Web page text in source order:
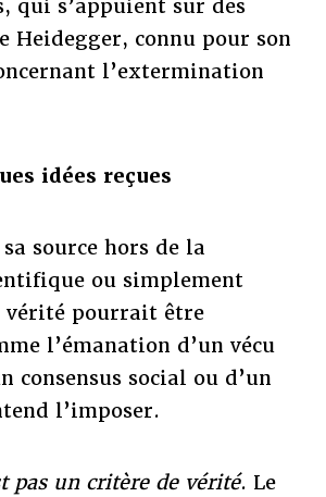
qui s’appuient sur des
Heidegger, connu pour son
l’extermination
idées reçues
source hors de la
ou simplement
pourrait être
l’émanation d’un vécu
consensus social ou d’un
l’imposer.
pas un critère de vérité. Le